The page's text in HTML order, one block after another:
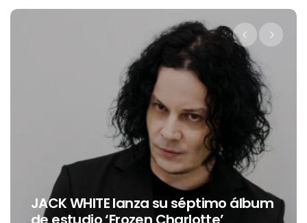
álbum
Levi’s® presenta a Belinda
nueva embajadora para